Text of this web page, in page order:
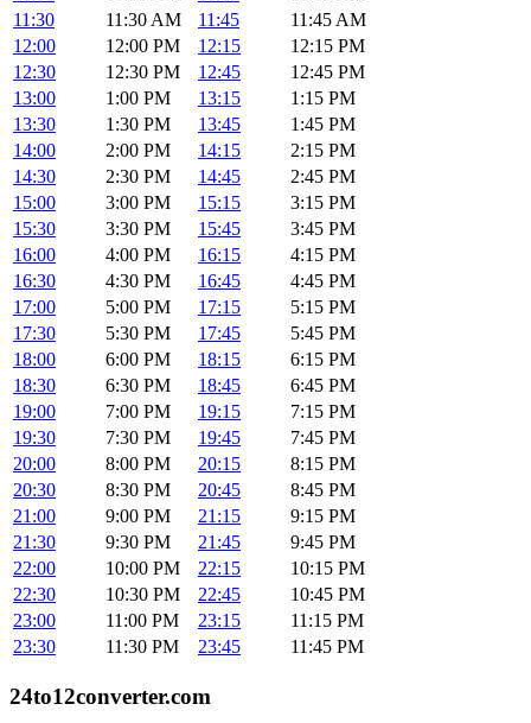
11:30
11:30 AM 11:45
11:45 AM
12:00
12:00 PM 12:15
12:15 PM
12:30
12:30 PM 12:45
12:45 PM
13:00
1:00 PM 13:15
1:15 PM
13:30
1:30 PM 13:45
1:45 PM
14:00
2:00 PM 14:15
2:15 PM
14:30
2:30 PM 14:45
2:45 PM
15:00
3:00 PM 15:15
3:15 PM
15:30
3:30 PM 15:45
3:45 PM
16:00
4:00 PM 16:15
4:15 PM
16:30
4:30 PM 16:45
4:45 PM
17:00
5:00 PM 17:15
5:15 PM
17:30
5:30 PM 17:45
5:45 PM
18:00
6:00 PM 18:15
6:15 PM
18:30
6:30 PM 18:45
6:45 PM
19:00
7:00 PM 19:15
7:15 PM
19:30
7:30 PM 19:45
7:45 PM
20:00
8:00 PM 20:15
8:15 PM
20:30
8:30 PM 20:45
8:45 PM
21:00
9:00 PM 21:15
9:15 PM
21:30
9:30 PM 21:45
9:45 PM
22:00
10:00 PM 22:15
10:15 PM
22:30
10:30 PM 22:45
10:45 PM
23:00
11:00 PM 23:15
11:15 PM
23:30
11:30 PM 23:45 11:45 PM
24to12converter.com